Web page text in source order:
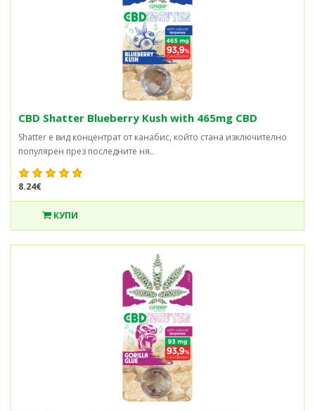
CBD Shatter Blueberry Kush with 465mg CBD
Shatter е вид концентрат от канабис, който стана изключително
популярен през последните ня..
8.24€
КУПИ